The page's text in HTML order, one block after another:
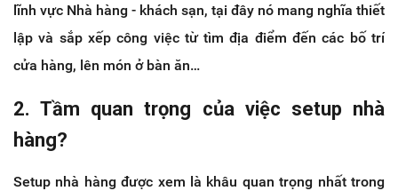
lĩnh vực Nhà hàng - khách sạn, tại đây nó mang nghĩa thiết
lập và sắp xếp công việc từ tìm địa điểm đến các bố trí
cửa hàng, lên món ở bàn ăn…
2. Tầm quan trọng của việc setup nhà
hàng?
Setup nhà hàng được xem là khâu quan trọng nhất trong